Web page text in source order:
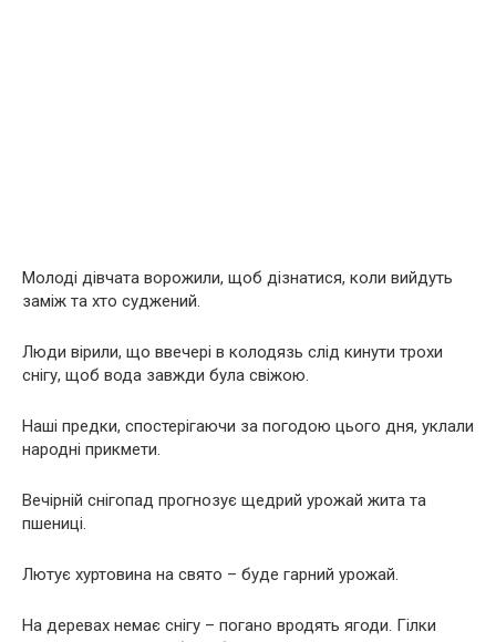
Молоді дівчата ворожили, щоб дізнатися, коли вийдуть
заміж та хто суджений.
Люди вірили, що ввечері в колодязь слід кинути трохи
снігу, щоб вода завжди була свіжою.
Наші предки, спостерігаючи за погодою цього дня, уклали
народні прикмети.
Вечірній снігопад прогнозує щедрий урожай жита та
пшениці.
Лютує хуртовина на свято – буде гарний урожай.
На деревах немає снігу – погано вродять ягоди. Гілки